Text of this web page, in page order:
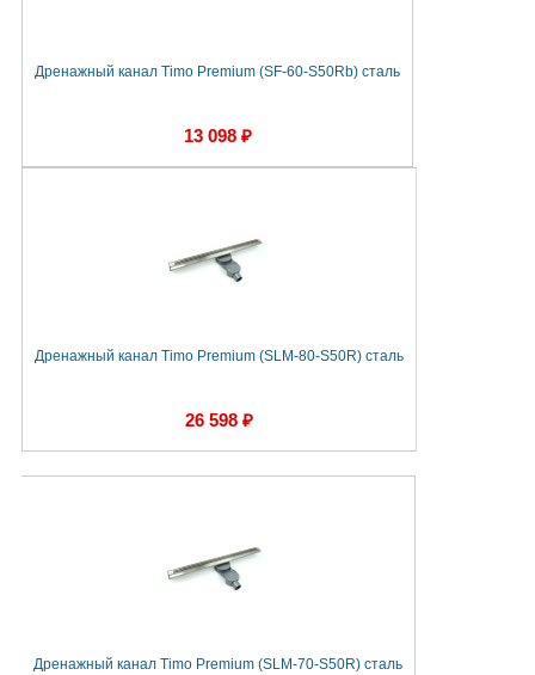
Дренажный канал Timo Premium (SF-60-S50Rb) сталь
13 098 ₽
Дренажный канал Timo Premium (SLM-80-S50R) сталь
26 598 ₽
Дренажный канал Timo Premium (SLM-70-S50R) сталь